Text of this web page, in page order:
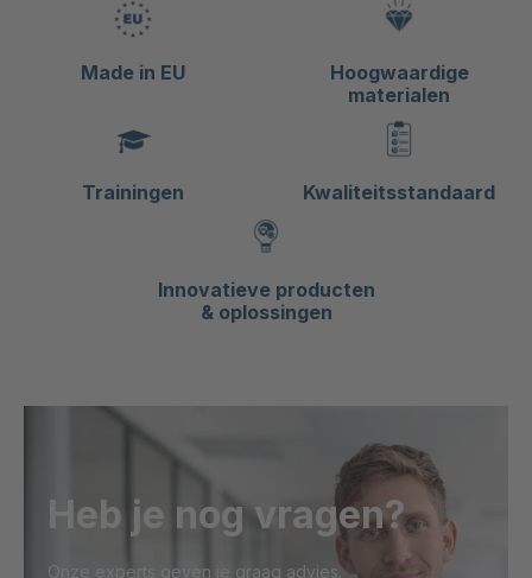
Made in EU
Hoogwaardige
materialen
Trainingen Kwaliteitsstandaard
Innovatieve producten
& oplossingen
Heb je nog vragen?
Onze experts geven je graag advies.